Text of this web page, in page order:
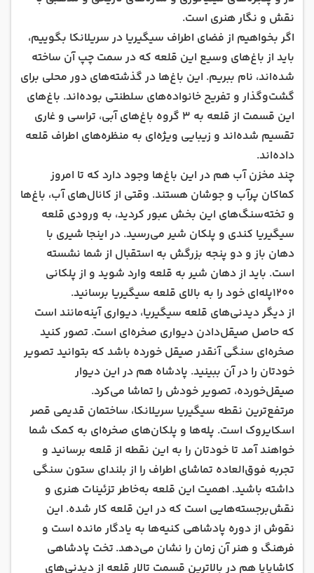
نقش و نگار هنری است.
اگر بخواهیم از فضای اطراف سیگیریا در سریلانکا بگوییم،
باید از باغ‌های وسیع این قلعه که در سمت چپ آن ساخته
شده‌اند، نام ببریم. این باغ‌ها در گذشته‌های دور محلی برای
گشت‌وگذار و تفریح خانواده‌های سلطنتی بوده‌اند. باغ‌های
این قسمت از قلعه به 3 گروه باغ‌های آبی، تراسی و غاری
تقسیم شده‌اند و زیبایی ویژه‌ای به منظره‌های اطراف قلعه
داده‌اند.
چند مخزن آب هم در این باغ‌ها وجود دارد که تا امروز
کماکان پرآب و جوشان هستند. وقتی از کانال‌های آب، باغ‌ها
و تخته‌سنگ‌های این بخش عبور کردید، به ورودی قلعه
سیگیریا کندی و پلکان شیر می‌رسید. در اینجا شیری با
دهان باز و دو پنجه بزرگش به استقبال از شما نشسته
است. باید از دهان شیر به قلعه وارد شوید و از پلکانی
1200پله‌ای خود را به بالای قلعه سیگیریا برسانید.
از دیگر دیدنی‌های قلعه سیگیریا، دیواری آینه‌مانند است
که حاصل صیقل‌دادن دیواری صخره‌ای است. تصور کنید
صخره‌ای سنگی آنقدر صیقل خورده باشد که بتوانید تصویر
خودتان را در آن ببینید. پادشاه هم در این دیوار
صیقل‌خورده، تصویر خودش را تماشا می‌کرد.
مرتفع‌ترین نقطه سیگیریا سریلانکا، ساختمان قدیمی قصر
اسکایروک است. پله‌ها و پلکان‌های صخره‌ای به کمک شما
خواهند آمد تا خودتان را به این نقطه از قلعه برسانید و
تجربه فوق‌العاده تماشای اطراف را از بلندای ستون سنگی
داشته باشید. اهمیت این قلعه به‌خاطر تزئینات هنری و
نقش‌برجسته‌هایی است که در این قلعه کار شده. این
نقوش از دوره پادشاهی کنیه‌ها به یادگار مانده است و
فرهنگ و هنر آن زمان را نشان می‌دهد. تخت پادشاهی
کاشایاپا هم در بالاترین قسمت تالار قلعه از دیدنی‌های